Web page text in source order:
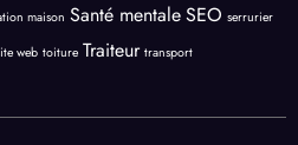
maison Santé mentaleSEO serrurier
web toiture Traiteur transport